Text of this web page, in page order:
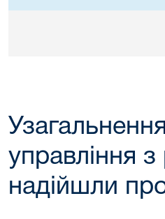
управління
надійшли